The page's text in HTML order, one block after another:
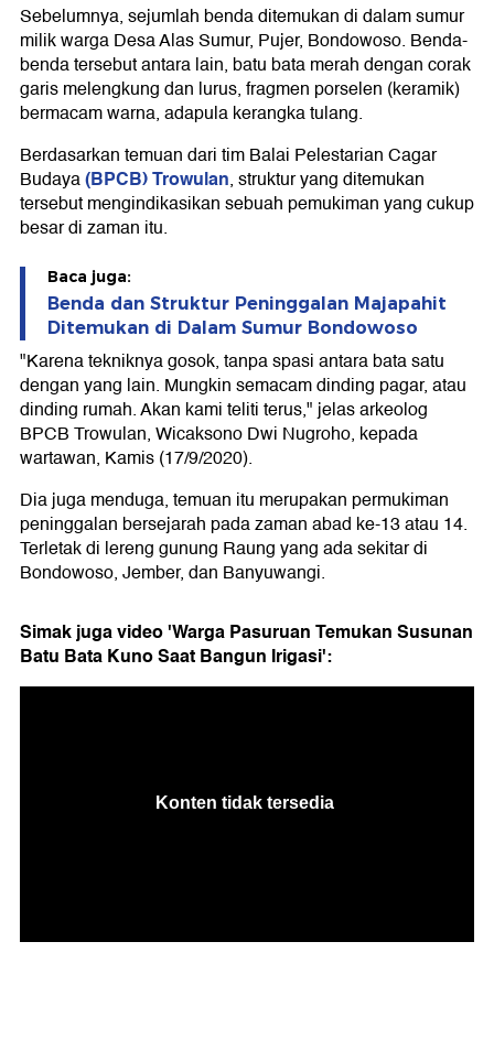
Sebelumnya, sejumlah benda ditemukan di dalam sumur
milik warga Desa Alas Sumur, Pujer, Bondowoso. Benda-
benda tersebut antara lain, batu bata merah dengan corak
garis melengkung dan lurus, fragmen porselen (keramik)
bermacam warna, adapula kerangka tulang.
Berdasarkan temuan dari tim Balai Pelestarian Cagar
Budaya(BPCB) Trowulan, struktur yang ditemukan
tersebut mengindikasikan sebuah pemukiman yang cukup
besar di zaman itu.
Baca juga:
Benda dan Struktur Peninggalan Majapahit
Ditemukan di Dalam Sumur Bondowoso
"Karena tekniknya gosok, tanpa spasi antara bata satu
dengan yang lain. Mungkin semacam dinding pagar, atau
dinding rumah. Akan kami teliti terus," jelas arkeolog
BPCB Trowulan, Wicaksono Dwi Nugroho, kepada
wartawan, Kamis (17/9/2020).
Dia juga menduga, temuan itu merupakan permukiman
peninggalan bersejarah pada zaman abad ke-13 atau 14.
Terletak di lereng gunung Raung yang ada sekitar di
Bondowoso, Jember, dan Banyuwangi.
Simak juga video 'Warga Pasuruan Temukan Susunan
Batu Bata Kuno Saat Bangun Irigasi':